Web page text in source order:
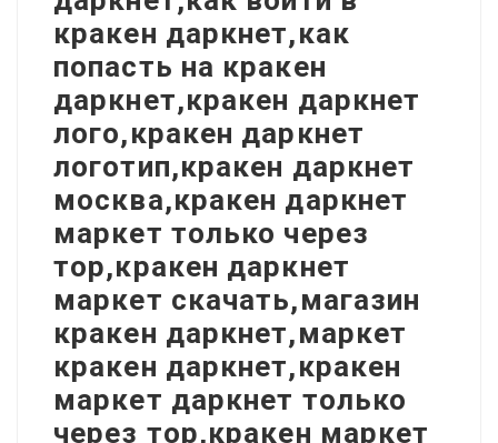
кракен даркнет,как
попасть на кракен
даркнет,кракен даркнет
лого,кракен даркнет
логотип,кракен даркнет
москва,кракен даркнет
маркет только через
тор,кракен даркнет
маркет скачать,магазин
кракен даркнет,маркет
кракен даркнет,кракен
маркет даркнет только
через тор,кракен маркет